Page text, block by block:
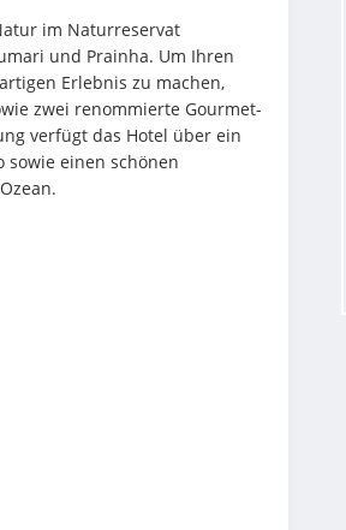
im Naturreservat
und Prainha. Um Ihren
Erlebnis zu machen,
zwei renommierte Gourmet-
verfügt das Hotel über ein
sowie einen schönen